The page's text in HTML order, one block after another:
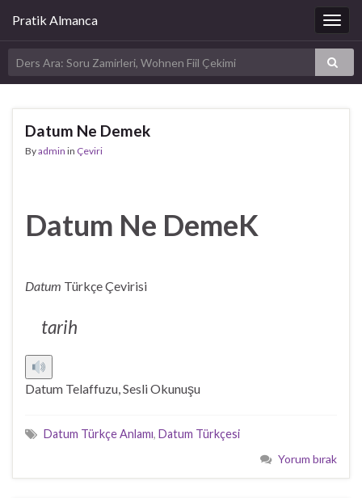
Pratik Almanca
Datum Ne Demek
Byadmin in Çeviri
Datum Ne DemeK
Datum Türkçe Çevirisi
tarih
Datum Telaffuzu, Sesli Okunuşu
Datum Türkçe Anlamı, Datum Türkçesi
Yorum bırak